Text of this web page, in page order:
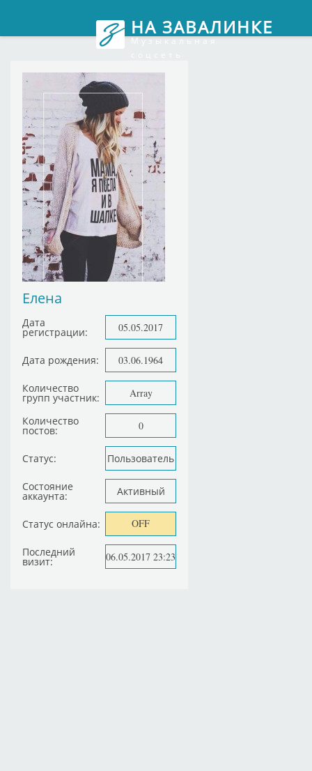
НА ЗАВАЛИНКЕ
Музыкальная
Елена
Дата
регистрации: 05.05.2017
Дата рождения: 03.06.1964
Количество
групп участник: Array
Количество
постов: 0
Статус: Пользователь
Состояние
аккаунта: Активный
Статус онлайна: OFF
Последний
визит: 06.05.2017 23:23